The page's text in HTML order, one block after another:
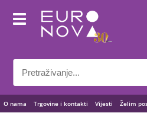
O nama Trgovine i kontakti Vijesti Želim